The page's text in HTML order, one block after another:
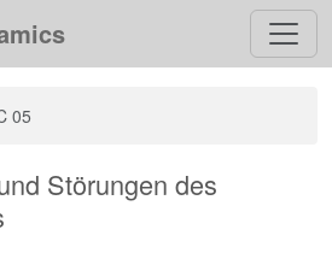
05
Störungen des